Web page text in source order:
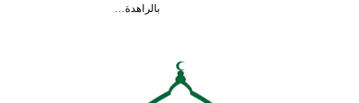
بالراهدة…